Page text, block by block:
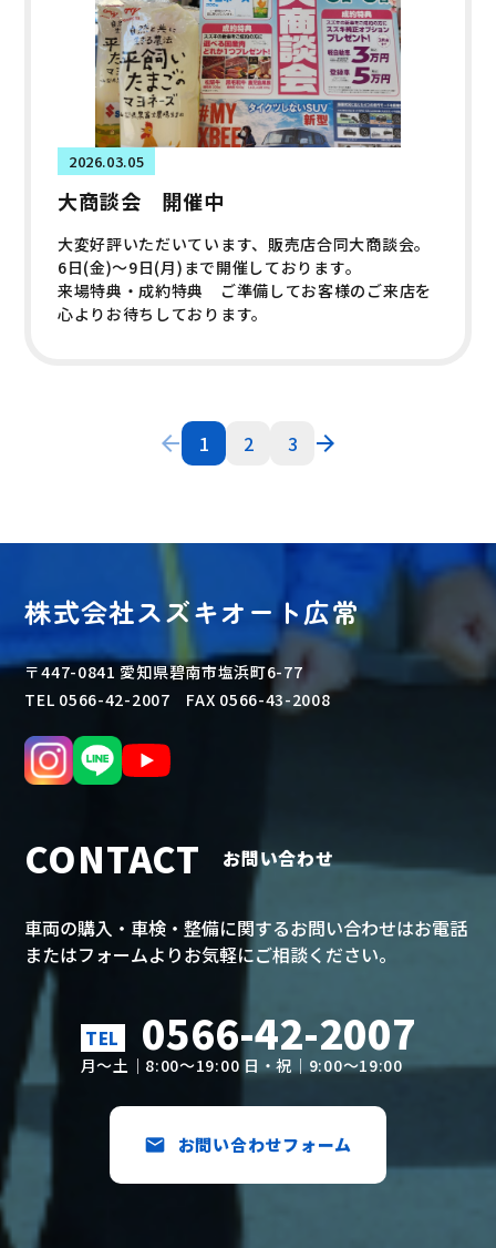
2026.03.05
大商談会 開催中
大変好評いただいています、販売店合同大商談会。
6日(金)～9日(月)まで開催しております。
来場特典・成約特典 ご準備してお客様のご来店を
心よりお待ちしております。
1 2 3
株式会社スズキオート広常
〒447-0841 愛知県碧南市塩浜町6-77
TEL 0566-42-2007 FAX 0566-43-2008
CONTACT お問い合わせ
車両の購入・車検・整備に関するお問い合わせはお電話
またはフォームよりお気軽にご相談ください。
TEL 0566-42-2007
月～土｜8:00～19:00 日・祝｜9:00～19:00
お問い合わせフォーム